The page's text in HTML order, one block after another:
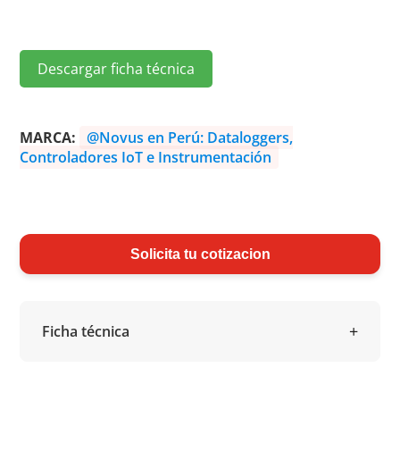
Descargar ficha técnica
MARCA:
@Novus en Perú: Dataloggers,
Controladores IoT e Instrumentación
Solicita tu cotizacion
Ficha técnica